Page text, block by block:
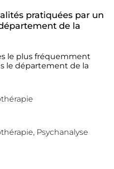
pratiquées par un
de la
le plus fréquemment
le département de la
Psychanalyse